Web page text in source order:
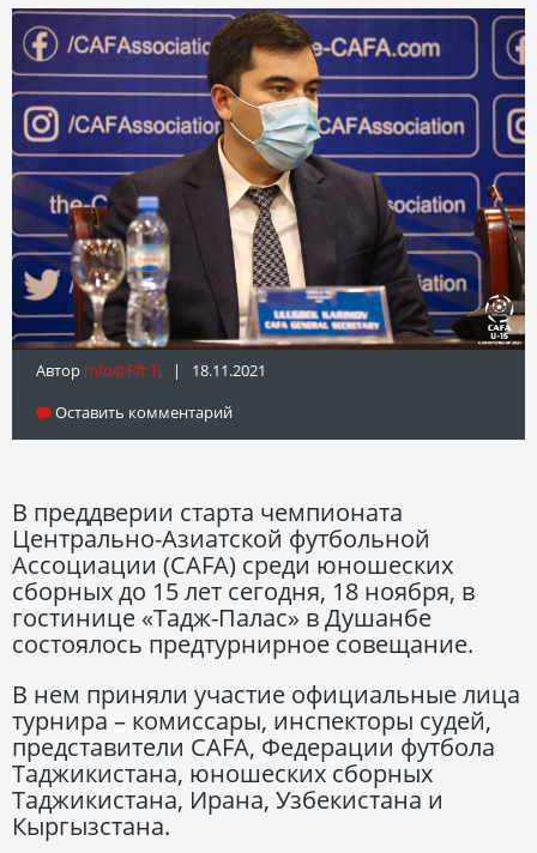
Автор Info@fft.tj | 18.11.2021
Оставить комментарий
В преддверии старта чемпионата
Центрально-Азиатской футбольной
Ассоциации (CAFA) среди юношеских
сборных до 15 лет сегодня, 18 ноября, в
гостинице «Тадж-Палас» в Душанбе
состоялось предтурнирное совещание.
В нем приняли участие официальные лица
турнира – комиссары, инспекторы судей,
представители CAFA, Федерации футбола
Таджикистана, юношеских сборных
Таджикистана, Ирана, Узбекистана и
Кыргызстана.